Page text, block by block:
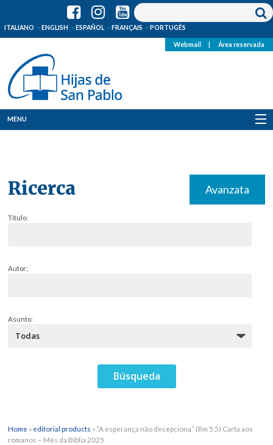
ITALIANO ENGLISH ESPAÑOL FRANÇAIS PORTUGÊS
Webmail Área reservada
MENU
Ricerca Avanzata
Título:
Autor:
Asunto:
Home » editorial products » “A esperança não decepciona” (Rm 5,5) Carta aos
romanos – Mês da Bíblia 2025